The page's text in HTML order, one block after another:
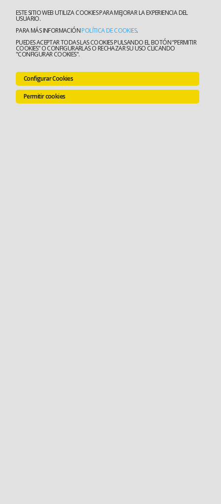
ESTE SITIO WEB UTILIZA COOKIES PARA MEJORAR LA EXPERIENCIA DEL
USUARIO.
PARA MÁS INFORMACIÓNPOLÍTICA DE COOKIES.
PUEDES ACEPTAR TODAS LAS COOKIES PULSANDO EL BOTÓN “PERMITIR
COOKIES” O CONFIGURARLAS O RECHAZAR SU USO CLICANDO
"CONFIGURAR COOKIES".
Configurar Cookies
Permitir cookies